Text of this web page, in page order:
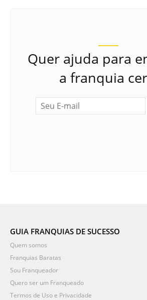
Quer ajuda para
a franquia
GUIA FRANQUIAS DE SUCESSO
Quem somos
Franquias Baratas
Sou Franqueador
Quero ser um Franqueado
Termos de Uso e Privacidade